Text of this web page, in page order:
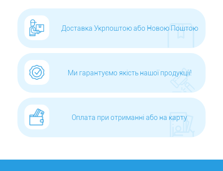
Доставка Укрпоштою або Новою Поштою
Ми гарантуємо якість нашої продукції!
Оплата при отриманні або на карту